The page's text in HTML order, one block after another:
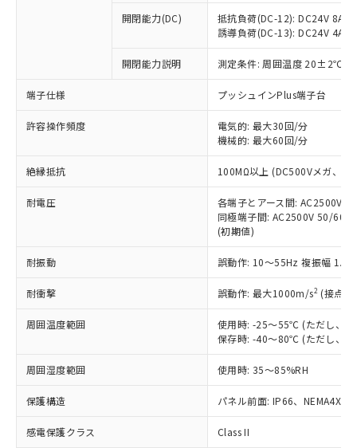
開閉能力(DC)
抵抗負荷(DC-12): DC24V 8A/
誘導負荷(DC-13): DC24V 4A/
開閉能力説明 測定条件: 周囲温度 20±2℃、
端子仕様 プッシュインPlus端子台
許容操作頻度
電気的: 最大30回/分
機械的: 最大60回/分
絶縁抵抗 100MΩ以上 (DC500Vメガ、点
耐電圧
各端子とアース間: AC2500V
同極端子間: AC2500V 50/
(初期値)
耐振動 誤動作: 10～55Hz 複振幅
耐衝撃 誤動作: 最大1000m/s2 (接点
周囲温度範囲
使用時: -25～55℃ (ただし、氷
保存時: -40～80℃ (ただし、氷
周囲湿度範囲 使用時: 35～85%RH
保護構造 パネル前面: IP66、NEMA4X,
感電保護クラス Class II
ことをご了承ください。
在庫状況および標準価格照会結果は、
記載している更新日時点での社内デー
タに基づき作成されるものであり、閲
覧された時点での実際の在庫および標
準価格とは異なる場合があることをご
正式な納期状況および標準価格はお客
様のお取引先、またはお客様担当のオ
ムロン制御機器販売店・当社販売員に
オムロン制御機器販売店や当社販売拠
販売ネットワーク
」をご確認
在庫状況および標準価格結果を当社の
事前の承諾なく第三者に漏洩または開
示しないようお願いします。
マイパーツ機能（部品リスト作成サー
ビス）をご利用いただくには、I-Web
メンバーズにご登録されている必要が
お客様が当ウェブサイト上で当社にご
登録された部品リストについて、当社
および当社の共同利用者が、当社の製
品・サービスに関するお客様との取
引・商談に必要な範囲で利用すること
いたものが、含有品と判明した場合などや
むを得ず変更することがあります。
*EU RoHS指令（10物質）：
鉛(Pb) 1000ppm以下、 水銀(Hg) 1000ppm以下、 カド
六価クロム(Cr(Ⅵ)) 1000ppm以下、ポリ臭化ビフェニル
類(PBB) 1000ppm以下、ポリ臭化ジフェニルエーテル類
(PBDE) 1000ppm以下、フタル酸ビス(2-エチルヘキシ
ル) (DEHP)(別名：DOP) 1000ppm以下、フタル酸ブチ
ルベンジル（BBP） 1000ppm以下、フタル酸ジブチル
（DBP） 1000ppm以下、フタル酸ジイソブチル
(DIBP) 1000ppm以下
但し、RoHS指令で産業用監視および制御機器に対する
フタル酸エステル類の４物質については閾値を超える意
図的な使用がないことを確認しています。
部品在庫の切り替え状況などにより、予定
月が前後することがあります。
※3 非含有証明書ダウンロード
下記の非含有証明書をダウンロードするこ
とができます。
基準値を超えていることを示します。
「－」：未確認です。当社販売部門へお問
ム) : 100ppm、
Cr(Ⅵ)(六価クロム) : 1000ppm、 PBBs(ポリ臭化ビフェ
ニル類) : 1000ppm、 PBDEs(ポリ臭化ジフェニルエーテ
ル類) : 1000ppm、
DBP(フタル酸ジブチル) : 1000ppm、 DIBP(フタル酸ジ
イソブチル) : 1000ppm、 BBP(フタル酸ブチルベンジ
ル) : 1000ppm、
DEHP(フタル酸ビス(2-エチルヘキシル)) : 1000ppm
「ｅ」：有害物質（10物質）のすべてが基
準値以下であることを示します。
「10」：通常の使用状況下において有害物
質が外部に漏えいし、環境に深刻な影響を
及ぼさない年数を意味します。
「－」：未確認です。当社販売部門へお問
い合わせください。
当社は、これら貴社製品のうち、外国
為替および外国貿易法に定める商品
（以下｢規制貨物等」という）を輸出
または国外への提供する場合は、日本
国政府の輸出許可(または役務取引許
可)を取得するなどの必要な手続きを
当社は規制貨物を破棄する場合は、完
全に破砕するなど、違法に輸出されな
いよう必要な手段を講じます。
当社は貴社製品を、核兵器、ミサイ
ル、化学兵器、生物兵器またはその他
武器並びにこれらの製造装置等に一切
当社は、貴社製品を第三者に販売する
場合は、上記1、2および3の内容を当
該第三者に通知します。また当社は、
販売先および販売に係わる関係者が違
法に輸出するおそれがある場合は、取
り引きをいたしません。
キャンセル
説明
○ 一定数以上の在庫あり
一定数には満たないが在庫あり
在庫なし(最新の在庫状況につ
いては、お客様のお取引先、ま
たはお客様担当のオムロン制御
機器販売店・当社販売員にご確
白
受注生産機種、また在庫状況の
情報を公開していない機種